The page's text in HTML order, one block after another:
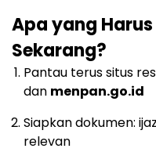
Apa yang
Sekarang?
Pantau terus situs
dan menpan.go.id
Siapkan dokumen:
relevan